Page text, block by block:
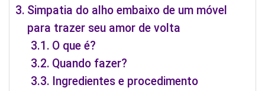
Simpatia do alho embaixo de um móvel
para trazer seu amor de volta
O que é?
Quando fazer?
Ingredientes e procedimento